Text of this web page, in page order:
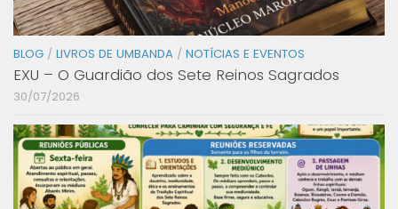
BLOG / LIVROS DE UMBANDA / NOTÍCIAS E EVENTOS
EXU – O Guardião dos Sete Reinos Sagrados
30/07/2026